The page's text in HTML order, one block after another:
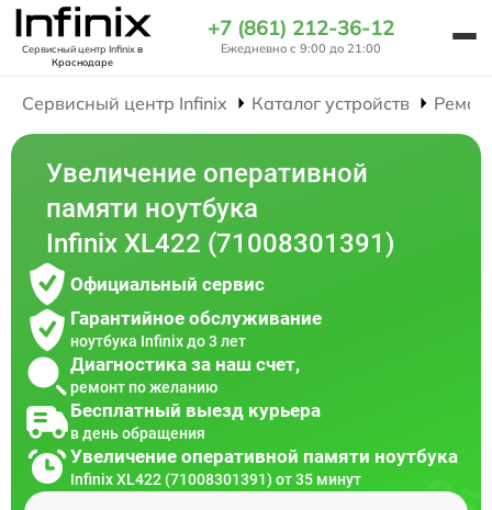
Сервисный центр Infinixв
Краснодаре
+7 (861) 212-36-12
Ежедневно с 9:00 до 21:00
Сервисный центр Infinix Каталог устройств
Увеличение оперативной
памяти ноутбука
Infinix XL422 (71008301391)
Официальный сервис
Гарантийное обслуживание
ноутбука Infinix до 3 лет
Диагностика за наш счет,
ремонт по желанию
Бесплатный выезд курьера
в день обращения
Увеличение оперативной памяти ноутбука
Infinix XL422 (71008301391) от 35 минут